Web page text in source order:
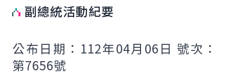
副總統活動紀要
公布日期：112年04月06日 號次：
第7656號